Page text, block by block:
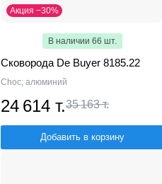
Акция −30%
В наличии 66 шт.
Сковорода De Buyer 8185.22
Choc; алюминий
24 614 т.35 163 т.
Добавить в корзину